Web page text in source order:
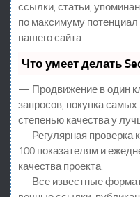
ссылки, статьи,
по максимуму
вашего сайта.
Что умеет делать
— Продвижение в один
запросов, покупка
степенью качества у
— Регулярная проверка
100 показателям и
качества проекта.
— Все известные